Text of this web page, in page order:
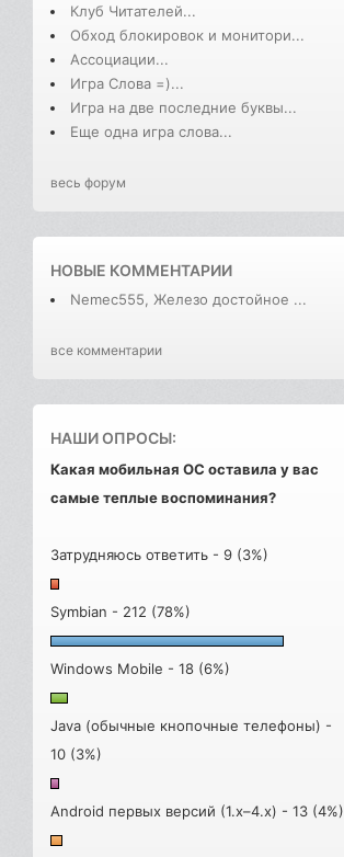
Клуб Читателей...
Обход блокировок и монитори...
Ассоциации...
Игра Слова =)...
Игра на две последние буквы...
Еще одна игра слова...
весь форум
НОВЫЕ КОММЕНТАРИИ
Nemec555, Железо достойное ...
все комментарии
НАШИ ОПРОСЫ:
Какая мобильная ОС оставила у вас
самые теплые воспоминания?
Затрудняюсь ответить - 9 (3%)
Symbian - 212 (78%)
Windows Mobile - 18 (6%)
Java (обычные кнопочные телефоны) -
10 (3%)
Android первых версий (1.x–4.x) - 13 (4%)